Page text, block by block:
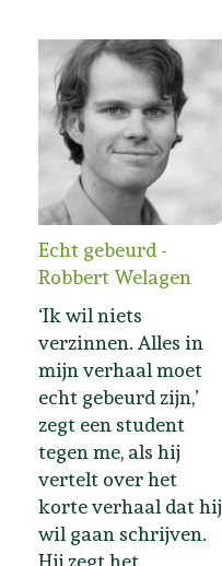
Echt gebeurd -
Robbert Welagen
‘Ik wil niets
verzinnen. Alles in
mijn verhaal moet
echt gebeurd zijn,’
zegt een student
tegen me, als hij
vertelt over het
korte verhaal dat hij
wil gaan schrijven.
Hij zegt het